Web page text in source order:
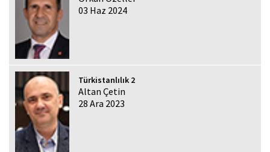
03 Haz 2024
Türkistanlılık 2
Altan Çetin
28 Ara 2023